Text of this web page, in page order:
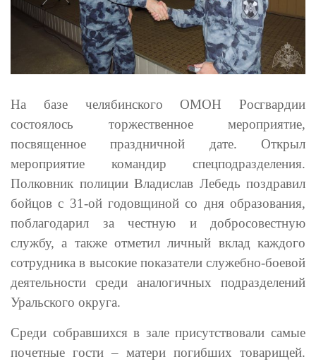
На базе челябинского ОМОН Росгвардии
состоялось торжественное мероприятие,
посвященное праздничной дате. Открыл
мероприятие командир спецподразделения.
Полковник полиции Владислав Лебедь поздравил
бойцов с 31-ой годовщиной со дня образования,
поблагодарил за честную и добросовестную
службу, а также отметил личный вклад каждого
сотрудника в высокие показатели служебно-боевой
деятельности среди аналогичных подразделений
Уральского округа.
Среди собравшихся в зале присутствовали самые
почетные гости – матери погибших товарищей.